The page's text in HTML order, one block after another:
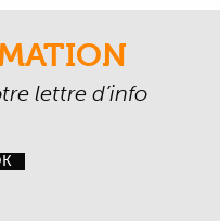
lettre d’info